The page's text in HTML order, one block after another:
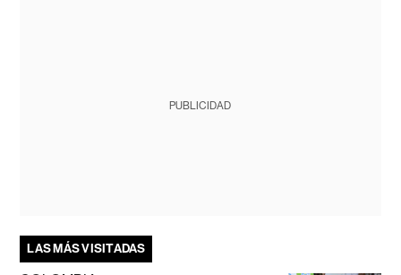
PUBLICIDAD
LAS MÁS VISITADAS